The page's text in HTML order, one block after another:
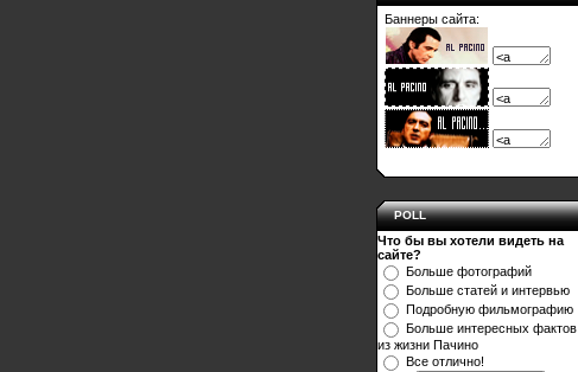
Баннеры сайта:
POLL
Что бы вы хотели видеть на
сайте?
Больше фотографий
Больше статей и интервью
Подробную фильмографию
Больше интересных фактов
из жизни Пачино
Все отлично!